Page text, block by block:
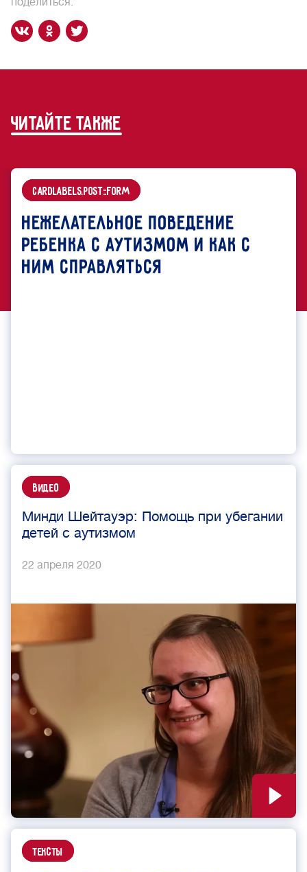
читайте также
cardLabels.Post::Form
Нежелательное поведение
ребенка с аутизмом и как с
ним справляться
Видео
Минди Шейтауэр: Помощь при убегании
детей с аутизмом
22 апреля 2020
Тексты